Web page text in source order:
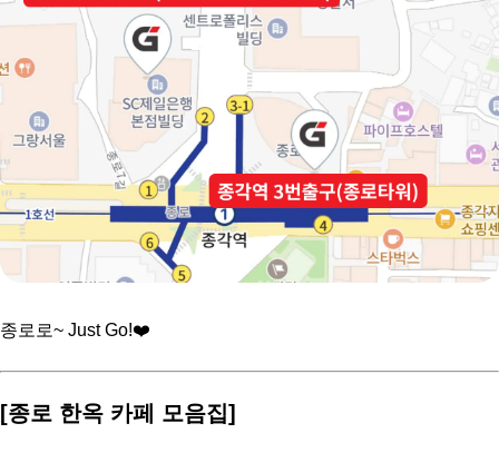
종로로~ Just Go!❤️
[종로 한옥 카페 모음집]